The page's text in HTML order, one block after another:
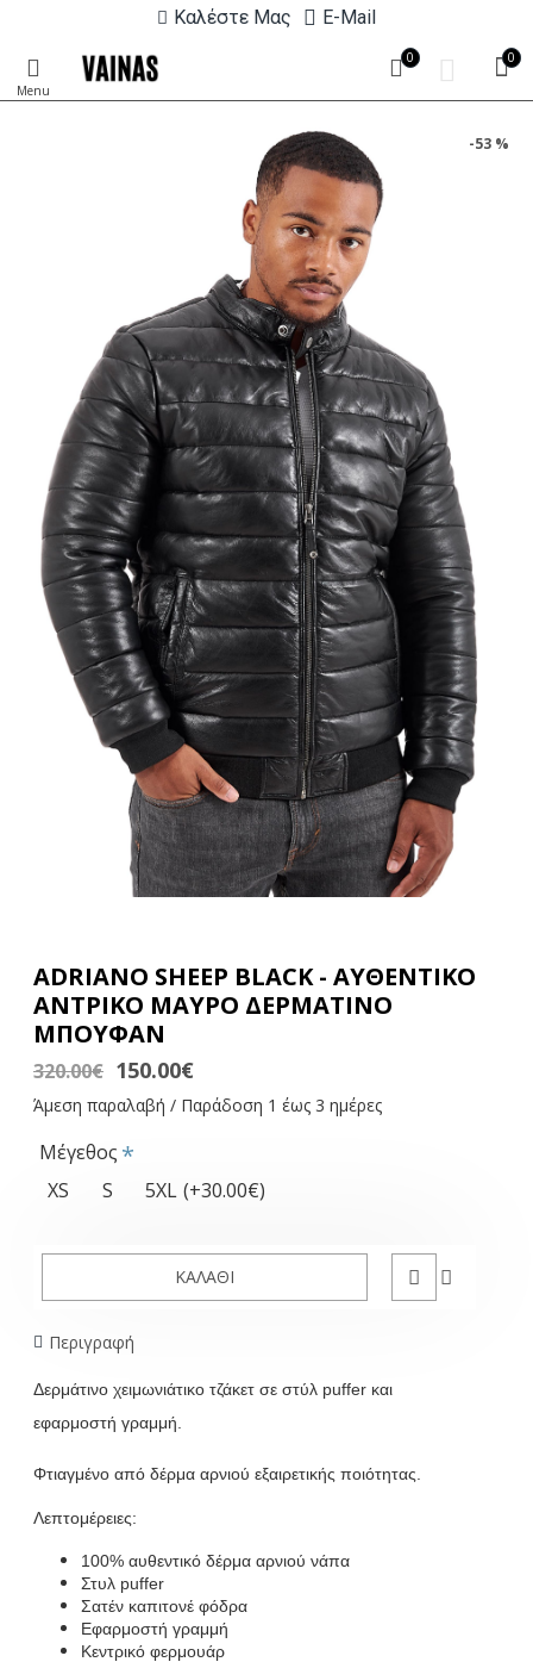
Καλέστε Μας E-Mail
0 0
-53 %
ADRIANO SHEEP BLACK - ΑΥΘΕΝΤΙΚΟ
ΑΝΤΡΙΚΟ ΜΑΥΡΟ ΔΕΡΜΑΤΙΝΟ
ΜΠΟΥΦΑΝ
Άμεση παραλαβή / Παράδοση 1 έως 3 ημέρες
150.00€
320.00€
Μέγεθος
XS
S 5XL (+30.00€)
ΚΑΛΆΘΙ
Περιγραφή
Δερμάτινο χειμωνιάτικο τζάκετ σε στύλ puffer και
εφαρμοστή γραμμή.
Φτιαγμένο από δέρμα αρνιού εξαιρετικής ποιότητας.
Λεπτομέρειες:
100% αυθεντικό δέρμα αρνιού νάπα
Στυλ puffer
Σατέν καπιτονέ φόδρα
Εφαρμοστή γραμμή
Κεντρικό φερμουάρ